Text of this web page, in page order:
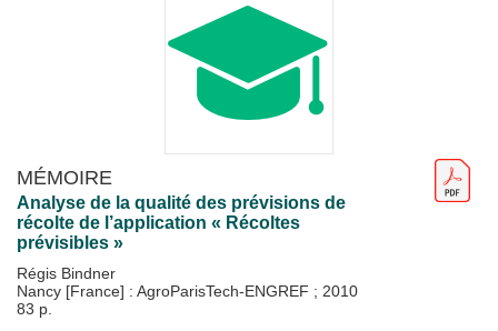
MÉMOIRE
Analyse de la qualité des prévisions de
récolte de l’application « Récoltes
prévisibles »
Régis Bindner
Nancy [France] : AgroParisTech-ENGREF ; 2010
83 p.